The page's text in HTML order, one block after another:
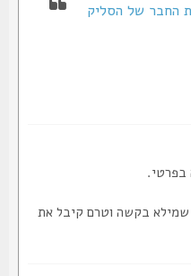
בקשה וטרם קיבל את